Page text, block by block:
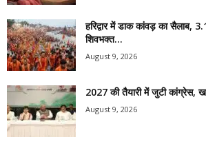
हरिद्वार में डाक कांवड़ का सैलाब,
शिवभक्त...
August 9, 2026
2027 की तैयारी में जुटी कांग्रेस,
August 9, 2026